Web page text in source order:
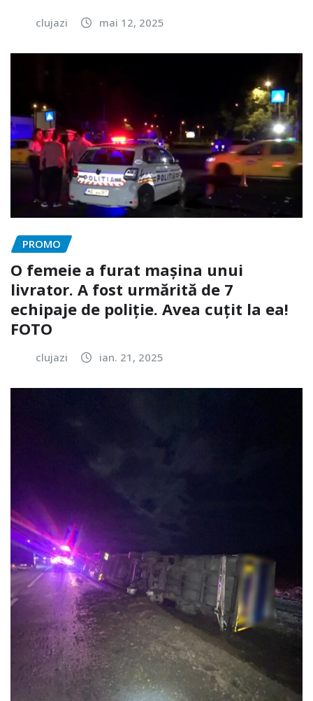
clujazi mai 12, 2025
PROMO
O femeie a furat mașina unui
livrator. A fost urmărită de 7
echipaje de poliție. Avea cuțit la ea!
FOTO
clujazi ian. 21, 2025